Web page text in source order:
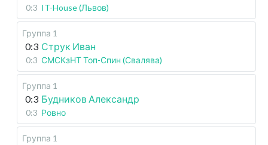
0:3 IT-House (Львов)
Группа 1
0:3 Струк Иван
0:3 СМСКзНТ Топ-Спин (Свалява)
Группа 1
0:3 Будников Александр
0:3 Ровно
Группа 1